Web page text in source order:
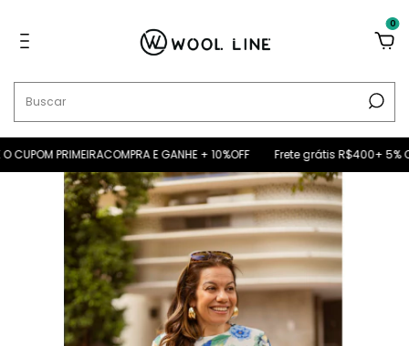
0
PRIMEIRACOMPRA E GANHE + 10%OFF Frete grátis R$400+ 5%